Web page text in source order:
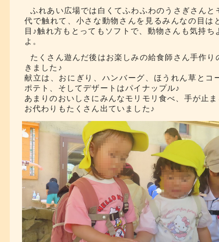
ふれあい広場では白くてふわふわのうさぎさんと
代で触れて、小さな動物さんを見るみんなの目は
目♪触れ方もとってもソフトで、動物さんも気持ち
よ。
たくさん遊んだ後はお楽しみの給食師さん手作り
きました♪
献立は、おにぎり、ハンバーグ、ほうれん草とコ
ポテト、そしてデザートはパイナップル♪
あまりのおいしさにみんなモリモリ食べ、手が止
お代わりもたくさん出ていました♪